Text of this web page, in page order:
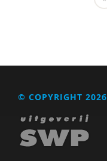
Youri Cobben
Leony Coppens
Angela Crott
© COPYRIGHT 2026